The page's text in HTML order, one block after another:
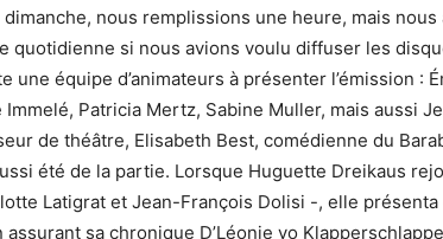
nous remplissions une heure, mais
quotidienne si nous avions voulu diffuser les
une équipe d’animateurs à présenter l’émission :
Immelé, Patricia Mertz, Sabine Muller, mais aussi
de théâtre, Elisabeth Best, comédienne du
été de la partie. Lorsque Huguette Dreikaus
Latigrat et Jean-François Dolisi -, elle
sa chronique D’Léonie vo